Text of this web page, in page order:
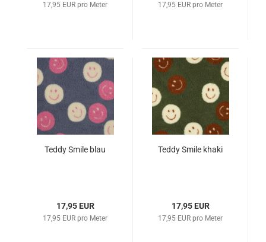
17,95 EUR pro Meter 17,95 EUR pro Meter
Teddy Smile blau
17,95 EUR
17,95 EUR pro Meter
Teddy Smile khaki
17,95 EUR
17,95 EUR pro Meter